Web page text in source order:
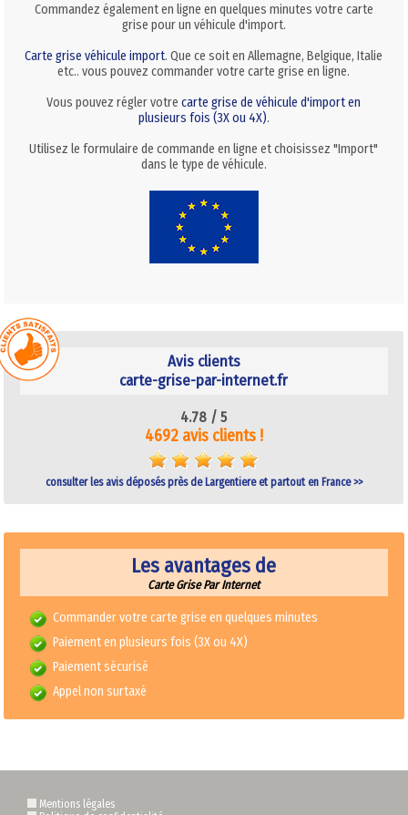
Commandez également en ligne en quelques minutes votre carte
grise pour un véhicule d'import.
Carte grise véhicule import. Que ce soit en Allemagne, Belgique, Italie
etc.. vous pouvez commander votre carte grise en ligne.
Vous pouvez régler votrecarte grise de véhicule d'import en
plusieurs fois (3X ou 4X).
Utilisez le formulaire de commande en ligne et choisissez "Import"
dans le type de véhicule.
Avis clients
carte-grise-par-internet.fr
4.78 /5
4692 avis clients !
consulter les avis déposés près de Largentiere et partout en France >>
Les avantages de
Carte Grise Par Internet
Commander votre carte grise en quelques minutes
Paiement en plusieurs fois (3X ou 4X)
Paiement sécurisé
Appel non surtaxé
Mentions légales